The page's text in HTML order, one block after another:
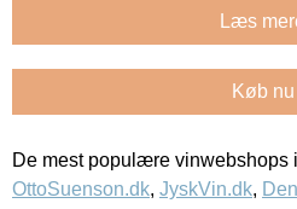
Læs
Køb
De mest populære vinwebshops
OttoSuenson.dk, JyskVin.dk,